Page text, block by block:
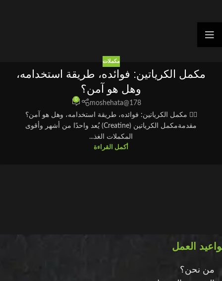
مكملات
مكمل الكرياتين: فوائده، طريقة استخدامه،
وهل هو آمن؟
moshehata@178
0
🏋️‍♂️ مكمل الكرياتين: فوائده، طريقة استخدامه، وهل هو آمن؟
مقدمةمكمل الكرياتين (Creatine) يُعد واحدًا من أشهر وأقوى
المكملات الغذ...
أكمل القراءة
العمل
من نحن؟